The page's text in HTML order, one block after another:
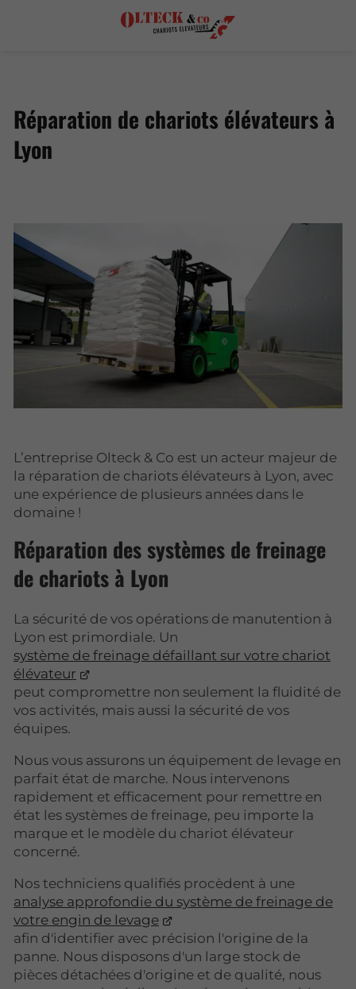
Réparation de chariots élévateurs à
Lyon
L’entreprise Olteck & Co est un acteur majeur de
la réparation de chariots élévateurs à Lyon, avec
une expérience de plusieurs années dans le
domaine !
Réparation des systèmes de freinage
de chariots à Lyon
La sécurité de vos opérations de manutention à
Lyon est primordiale. Un
système de freinage défaillant sur votre chariot
élévateur
peut compromettre non seulement la fluidité de
vos activités, mais aussi la sécurité de vos
équipes.
Nous vous assurons un équipement de levage en
parfait état de marche. Nous intervenons
rapidement et efficacement pour remettre en
état les systèmes de freinage, peu importe la
marque et le modèle du chariot élévateur
concerné.
Nos techniciens qualifiés procèdent à une
analyse approfondie du système de freinage de
votre engin de levage
afin d'identifier avec précision l'origine de la
panne. Nous disposons d'un large stock de
pièces détachées d'origine et de qualité, nous